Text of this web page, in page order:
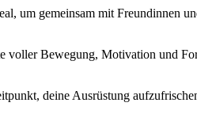
um gemeinsam mit Freundinnen
voller Bewegung, Motivation und
deine Ausrüstung